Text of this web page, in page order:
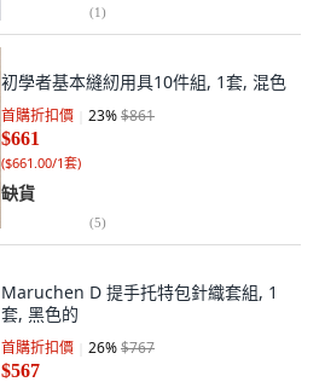
(1)
初學者基本縫紉用具10件組, 1套, 混色
首購折扣價 23%$861
$661
($661.00/1套)
缺貨
(5)
Maruchen D 提手托特包針織套組, 1
套, 黑色的
首購折扣價 26%$767
$567